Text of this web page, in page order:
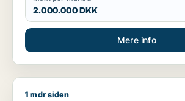
2.000.000 DKK
Mere info
Ranva søger andelsbolig i
1 mdr siden